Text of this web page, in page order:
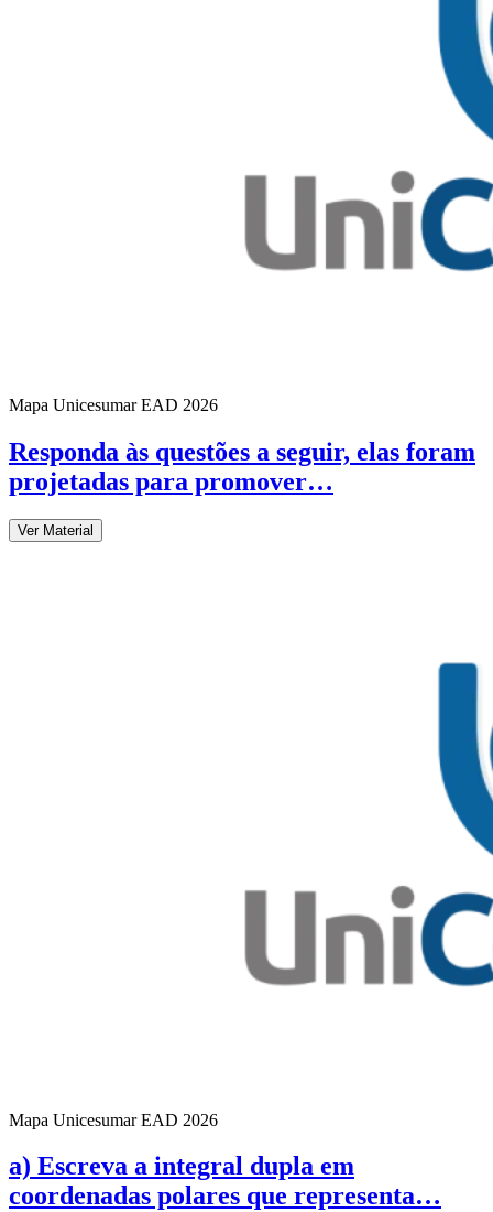
Mapa Unicesumar EAD 2026
Responda às questões a seguir, elas foram
projetadas para promover…
Ver Material
Mapa Unicesumar EAD 2026
a) Escreva a integral dupla em
coordenadas polares que representa…